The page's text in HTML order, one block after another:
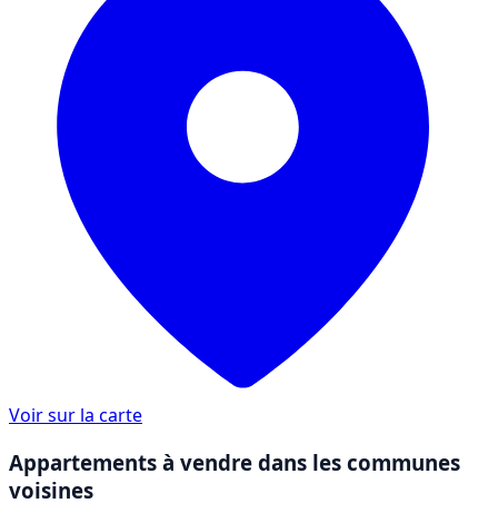
Voir sur la carte
Appartements à vendre dans les communes
voisines